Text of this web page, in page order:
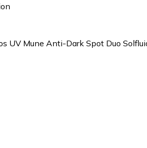
UV Mune Anti-Dark Spot Duo